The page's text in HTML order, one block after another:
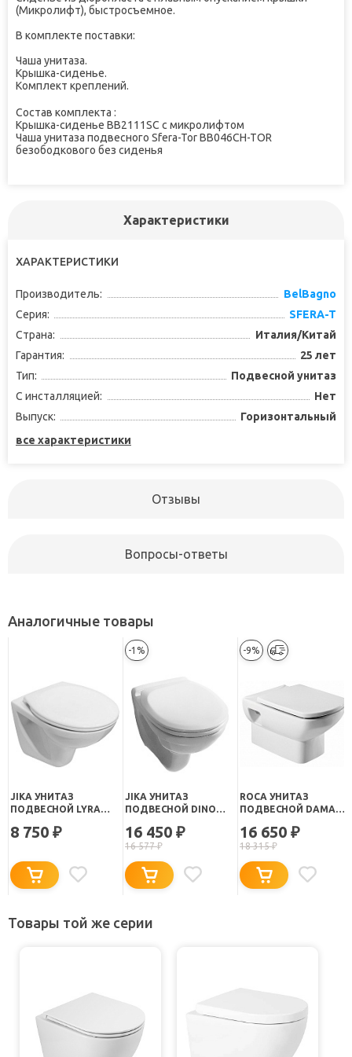
(Микролифт), быстросъемное.
В комплекте поставки:
Чаша унитаза.
Крышка-сиденье.
Комплект креплений.
Состав комплекта :
Крышка-сиденье BB2111SC с микролифтом
Чаша унитаза подвесного Sfera-Tor BB046CH-TOR
безободкового без сиденья
Характеристики
ХАРАКТЕРИСТИКИ
Производитель:
BelBagno
Серия:
SFERA-T
Страна:
Италия/Китай
Гарантия:
25 лет
Тип:
Подвесной унитаз
С инсталляцией:
Нет
Выпуск:
Горизонтальный
все характеристики
Отзывы
Вопросы-ответы
Аналогичные товары
JIKA УНИТАЗ
ПОДВЕСНОЙ LYRA
8 750 ₽
-1%
JIKA УНИТАЗ
ПОДВЕСНОЙ DINO
16 450 ₽
16 577₽
-9%
ROCA УНИТАЗ
ПОДВЕСНОЙ DAMA
16 650 ₽
18 315₽
Товары той же серии